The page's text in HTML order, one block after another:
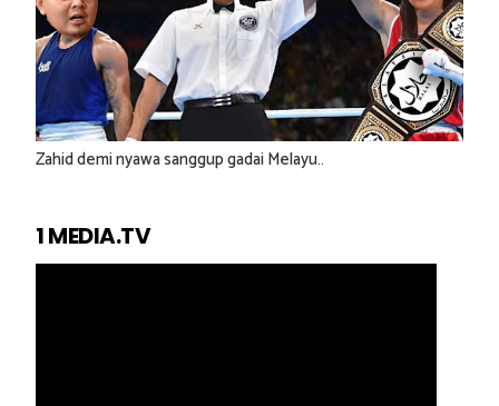
Zahid demi nyawa sanggup gadai Melayu..
1 MEDIA.TV